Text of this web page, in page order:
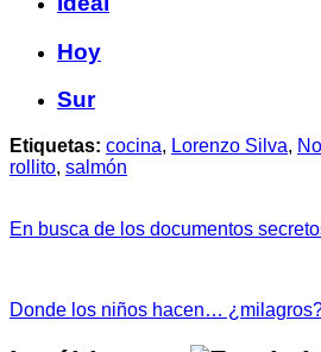
Hoy
Sur
Etiquetas: cocina, Lorenzo Silva,
rollito, salmón
En busca de los documentos
Donde los niños hacen…